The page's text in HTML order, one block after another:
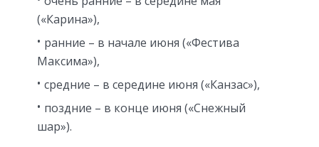
(«Карина»),
ранние – в начале июня («Фестива
Максима»),
средние – в середине июня («Канзас»),
поздние – в конце июня («Снежный
шар»).